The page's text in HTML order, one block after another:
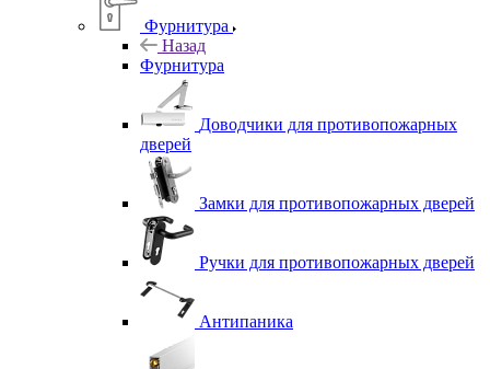
Фурнитура
Назад
Фурнитура
Доводчики для противопожарных
дверей
Замки для противопожарных дверей
Ручки для противопожарных дверей
Антипаника